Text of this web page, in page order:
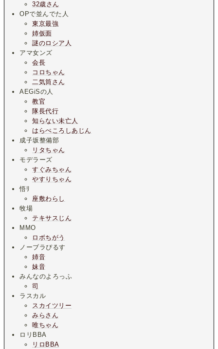
32歳さん
OPで並んでた人
東京最強
姉仮面
謎のロシア人
アマ女ンズ
会長
コロちゃん
二気筒さん
AEGiSの人
教官
隊長代行
知らない未亡人
はらぺころしあじん
成子坂整備部
リタちゃん
モデラーズ
すぐみちゃん
やすりちゃん
悟ﾘ
座敷わらし
牧場
テキサスじん
MMO
ロボちがう
ノーブラぴるす
姉音
妹音
みんなのよろっふ
司
ラスカル
スカイツリー
みらさん
唯ちゃん
ロリBBA
リロBBA